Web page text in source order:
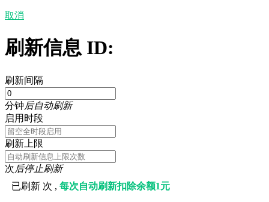
取消
刷新信息 ID:
刷新间隔
分钟后自动刷新
启用时段
刷新上限
次后停止刷新
已刷新 次 ,每次自动刷新扣除余额1元